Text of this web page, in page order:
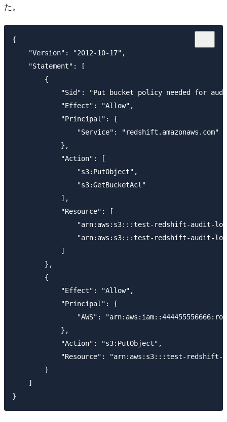
た。
{
    "Version": "2012-10-17",
    "Statement": [
        {
"Sid": "Put bucket policy needed for
            "Effect": "Allow",
            "Principal": {
                "Service": "redshift.amazonaws.com"
            },
            "Action": [
                "s3:PutObject",
                "s3:GetBucketAcl"
            ],
            "Resource": [
"arn:aws:s3:::test-redshift-audit-
"arn:aws:s3:::test-redshift-audit-
            ]
        },
        {
            "Effect": "Allow",
            "Principal": {
"AWS":
            },
            "Action": "s3:PutObject",
"Resource": "arn:aws:s3:::test-redshift-
        }
    ]